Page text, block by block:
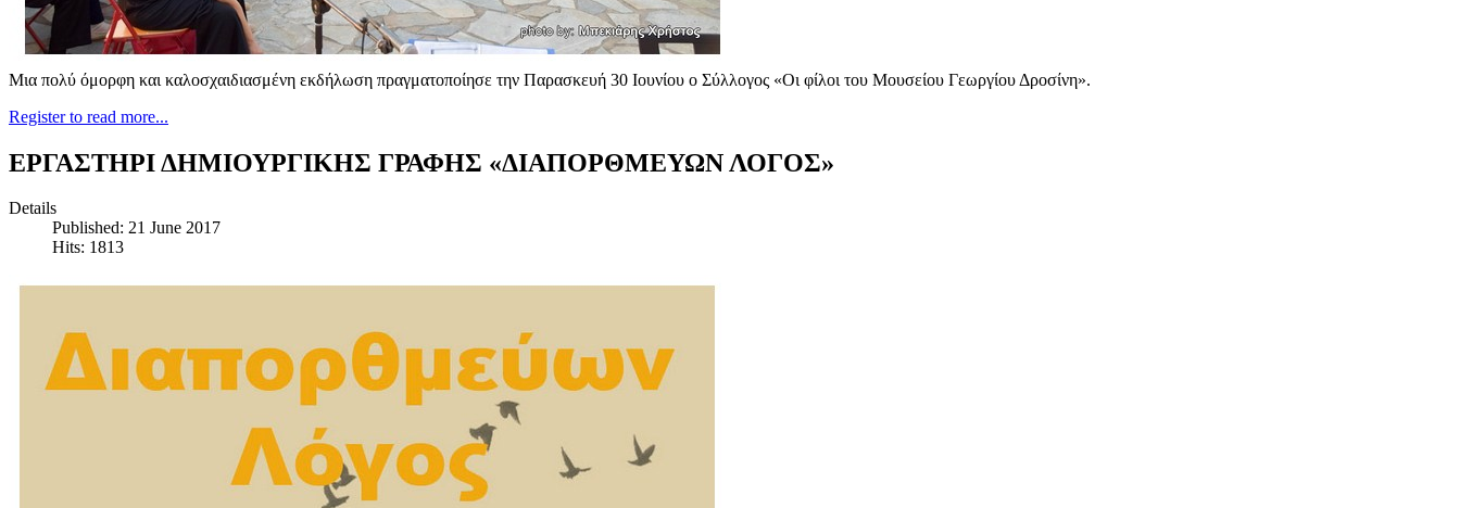
Μια πολύ όμορφη και καλοσχαιδιασμένη εκδήλωση πραγματοποίησε την Παρασκευή 30 Ιουνίου ο Σύλλογος «Οι φίλοι του Μουσείου Γεωργίου Δροσίνη».
Register to read more...
EΡΓΑΣΤΗΡΙ ΔΗΜΙΟΥΡΓΙΚΗΣ ΓΡΑΦΗΣ «ΔΙΑΠΟΡΘΜΕΥΩΝ ΛΟΓΟΣ»
Details
Published: 21 June 2017
Hits: 1813